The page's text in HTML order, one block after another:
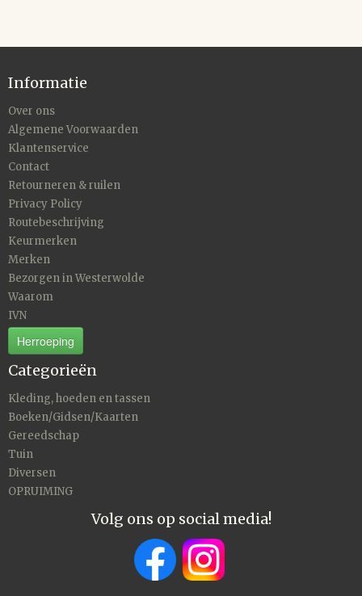
Informatie
Over ons
Algemene Voorwaarden
Klantenservice
Contact
Retourneren & ruilen
Privacy Policy
Routebeschrijving
Keurmerken
Merken
Bezorgen in Westerwolde
Waarom
IVN
Herroeping
Categorieën
Kleding, hoeden en tassen
Boeken/Gidsen/Kaarten
Gereedschap
Tuin
Diversen
OPRUIMING
Volg ons op social media!